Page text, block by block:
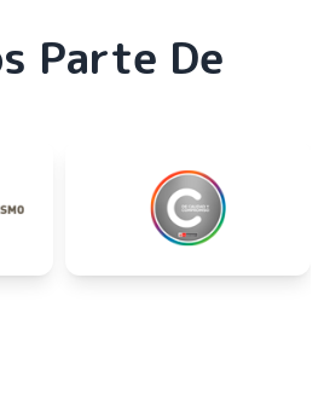
Parte De